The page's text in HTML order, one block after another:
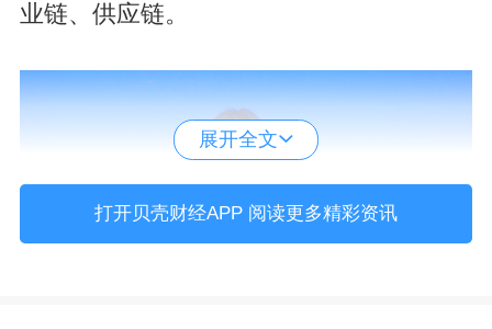
业链、供应链。
展开全文
打开贝壳财经APP 阅读更多精彩资讯